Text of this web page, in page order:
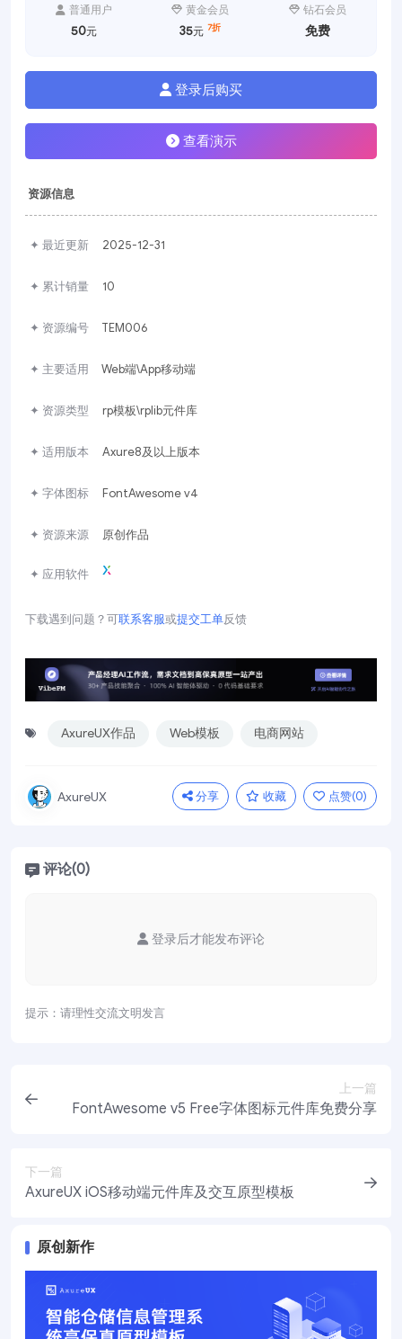
普通用户
50元
黄金会员
35元 7折
钻石会员
免费
登录后购买
查看演示
资源信息
✦ 最近更新 2025-12-31
✦ 累计销量 10
✦ 资源编号 TEM006
✦ 主要适用 Web端\App移动端
✦ 资源类型 rp模板\rplib元件库
✦ 适用版本 Axure8及以上版本
✦ 字体图标 FontAwesome v4
✦ 资源来源 原创作品
✦ 应用软件
下载遇到问题？可联系客服或提交工单反馈
AxureUX作品 Web模板 电商网站
AxureUX 分享 收藏 点赞(0)
评论(0)
提示：请理性交流文明发言
登录后才能发布评论
上一篇
FontAwesome v5 Free字体图标元件库免费分享
下一篇
AxureUX iOS移动端元件库及交互原型模板
原创新作